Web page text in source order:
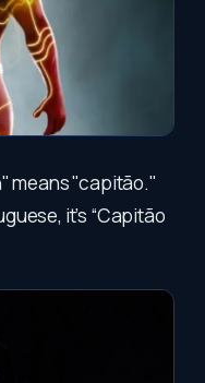
means "capitão."
it’s “Capitão